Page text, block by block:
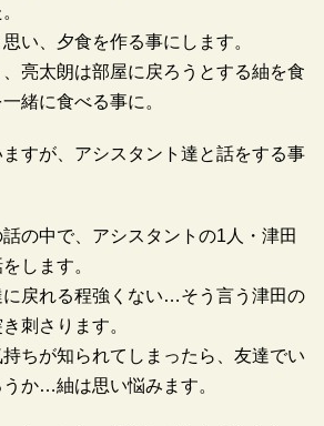
い、夕食を作る事にします。
亮太朗は部屋に戻ろうとする紬を食
緒に食べる事に。
すが、アシスタント達と話をする事
の中で、アシスタントの1人・津田
します。
戻れる程強くない…そう言う津田の
刺さります。
ちが知られてしまったら、友達でい
か…紬は思い悩みます。